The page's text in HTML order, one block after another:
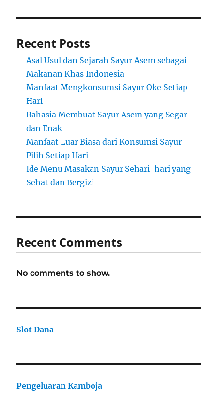
Recent Posts
Asal Usul dan Sejarah Sayur Asem sebagai
Makanan Khas Indonesia
Manfaat Mengkonsumsi Sayur Oke Setiap
Hari
Rahasia Membuat Sayur Asem yang Segar
dan Enak
Manfaat Luar Biasa dari Konsumsi Sayur
Pilih Setiap Hari
Ide Menu Masakan Sayur Sehari-hari yang
Sehat dan Bergizi
Recent Comments
No comments to show.
Slot Dana
Pengeluaran Kamboja